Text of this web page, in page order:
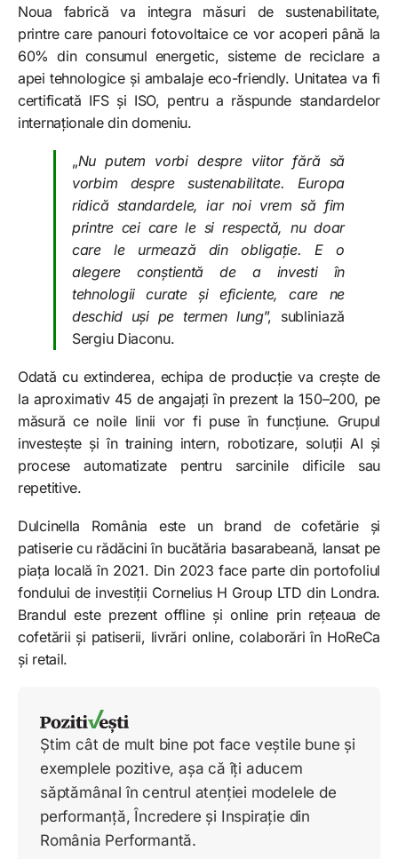
Noua fabrică va integra măsuri de sustenabilitate,
printre care panouri fotovoltaice ce vor acoperi până la
60% din consumul energetic, sisteme de reciclare a
apei tehnologice și ambalaje eco-friendly. Unitatea va fi
certificată IFS și ISO, pentru a răspunde standardelor
internaționale din domeniu.
„Nu putem vorbi despre viitor fără să
vorbim despre sustenabilitate. Europa
ridică standardele, iar noi vrem să fim
printre cei care le si respectă, nu doar
care le urmează din obligație. E o
alegere conștientă de a investi în
tehnologii curate și eficiente, care ne
deschid uși pe termen lung”, subliniază
Sergiu Diaconu.
Odată cu extinderea, echipa de producție va crește de
la aproximativ 45 de angajați în prezent la 150–200, pe
măsură ce noile linii vor fi puse în funcțiune. Grupul
investește și în training intern, robotizare, soluții AI și
procese automatizate pentru sarcinile dificile sau
repetitive.
Dulcinella România este un brand de cofetărie și
patiserie cu rădăcini în bucătăria basarabeană, lansat pe
piața locală în 2021. Din 2023 face parte din portofoliul
fondului de investiții Cornelius H Group LTD din Londra.
Brandul este prezent offline și online prin rețeaua de
cofetării și patiserii, livrări online, colaborări în HoReCa
și retail.
Știm cât de mult bine pot face veștile bune și
exemplele pozitive, așa că îți aducem
săptămânal în centrul atenției modelele de
performanță, Încredere și Inspirație din
România Performantă.